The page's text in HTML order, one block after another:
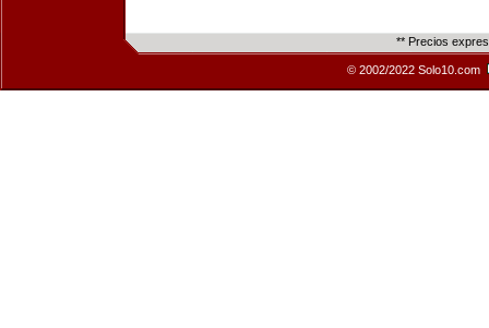
** Precios
© 2002/2022 Solo10.com